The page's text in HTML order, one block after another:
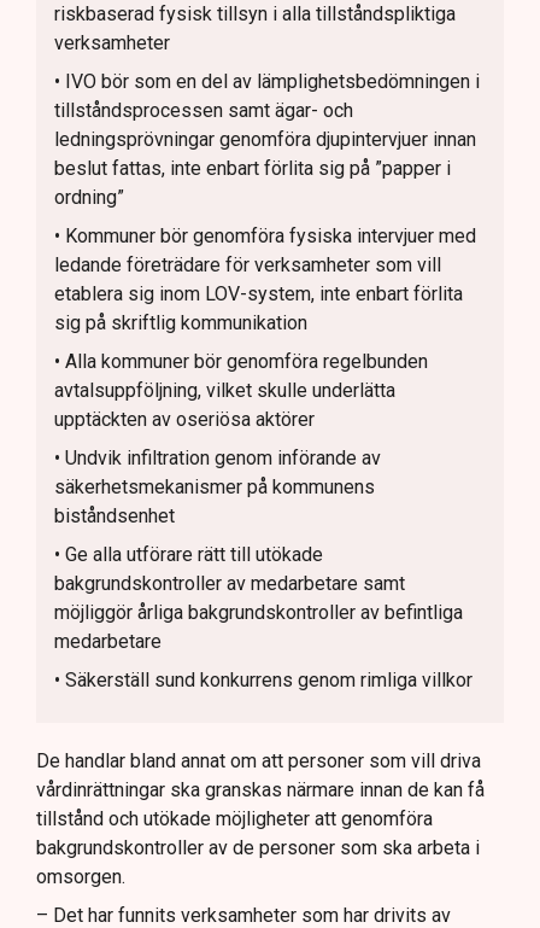
riskbaserad fysisk tillsyn i alla tillståndspliktiga
verksamheter
• IVO bör som en del av lämplighetsbedömningen i
tillståndsprocessen samt ägar- och
ledningsprövningar genomföra djupintervjuer innan
beslut fattas, inte enbart förlita sig på ”papper i
ordning”
• Kommuner bör genomföra fysiska intervjuer med
ledande företrädare för verksamheter som vill
etablera sig inom LOV-system, inte enbart förlita
sig på skriftlig kommunikation
• Alla kommuner bör genomföra regelbunden
avtalsuppföljning, vilket skulle underlätta
upptäckten av oseriösa aktörer
• Undvik infiltration genom införande av
säkerhetsmekanismer på kommunens
biståndsenhet
• Ge alla utförare rätt till utökade
bakgrundskontroller av medarbetare samt
möjliggör årliga bakgrundskontroller av befintliga
medarbetare
• Säkerställ sund konkurrens genom rimliga villkor
De handlar bland annat om att personer som vill driva
vårdinrättningar ska granskas närmare innan de kan få
tillstånd och utökade möjligheter att genomföra
bakgrundskontroller av de personer som ska arbeta i
omsorgen.
– Det har funnits verksamheter som har drivits av